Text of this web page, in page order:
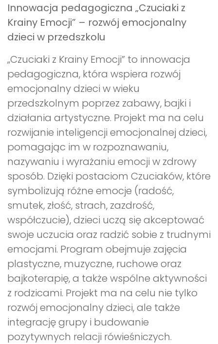
Innowacja pedagogiczna „Czuciaki z
Krainy Emocji” – rozwój emocjonalny
dzieci w przedszkolu
„Czuciaki z Krainy Emocji” to innowacja
pedagogiczna, która wspiera rozwój
emocjonalny dzieci w wieku
przedszkolnym poprzez zabawy, bajki i
działania artystyczne. Projekt ma na celu
rozwijanie inteligencji emocjonalnej dzieci,
pomagając im w rozpoznawaniu,
nazywaniu i wyrażaniu emocji w zdrowy
sposób. Dzięki postaciom Czuciaków, które
symbolizują różne emocje (radość,
smutek, złość, strach, zazdrość,
współczucie), dzieci uczą się akceptować
swoje uczucia oraz radzić sobie z trudnymi
emocjami. Program obejmuje zajęcia
plastyczne, muzyczne, ruchowe oraz
bajkoterapię, a także wspólne aktywności
z rodzicami. Projekt ma na celu nie tylko
rozwój emocjonalny dzieci, ale także
integrację grupy i budowanie
pozytywnych relacji rówieśniczych.